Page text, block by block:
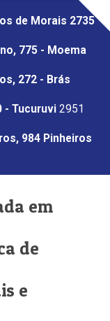
de Morais 2735
775 - Moema
272 - Brás
- Tucuruvi 2951
984 Pinheiros
em
de
e